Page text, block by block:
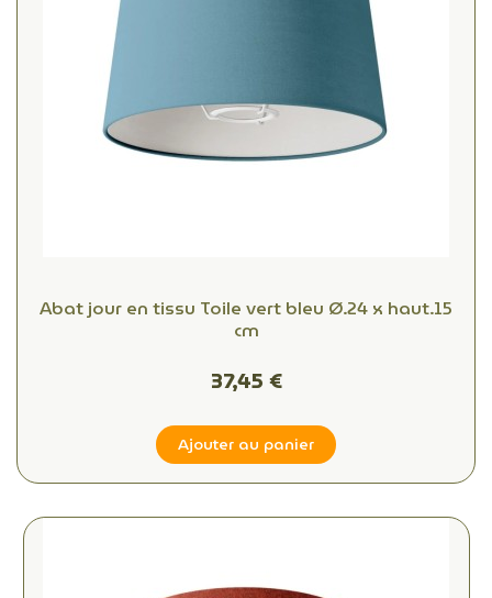
Abat jour en tissu Toile vert bleu Ø.24 x haut.15
cm
37,45 €
Ajouter au panier